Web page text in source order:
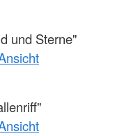
und Sterne"